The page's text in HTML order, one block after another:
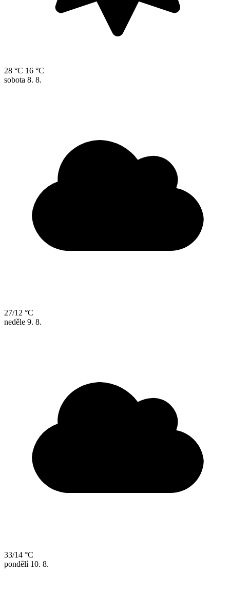
28 °C 16 °C
sobota 8. 8.
27/12 °C
neděle 9. 8.
33/14 °C
pondělí 10. 8.